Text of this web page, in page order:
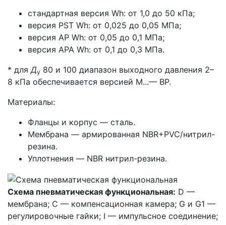
стандартная версия Wh: от 1,0 до 50 кПа;
версия PST Wh: от 0,025 до 0,05 МПа;
версия АР Wh: от 0,05 до 0,1 МПа;
версия АРА Wh: от 0,1 до 0,3 МПа.
* дляДу 80 и 100 диапазон выходного давления 2–
8 кПа обеспечивается версией М...— ВР.
Материалы:
Фланцы и корпус — сталь.
Мембрана — армированная NBR+PVC/нитрил-
резина.
Уплотнения — NBR нитрил-резина.
Схема пневматическая функциональная: D —
мембрана; С — компенсационная камера; G и G1 —
регулировочные гайки; I — импульсное соединение;